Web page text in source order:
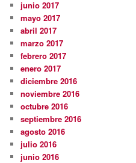
junio 2017
mayo 2017
abril 2017
marzo 2017
febrero 2017
enero 2017
diciembre 2016
noviembre 2016
octubre 2016
septiembre 2016
agosto 2016
julio 2016
junio 2016